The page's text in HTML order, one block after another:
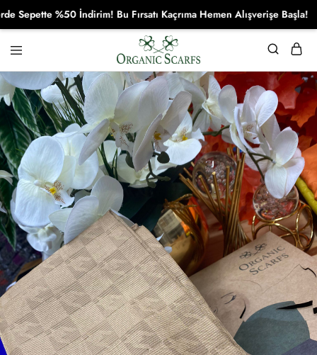
Organikscarf
%50 İndirim! Bu Fırsatı Kaçrıma Hemen Alışverişe Başla!